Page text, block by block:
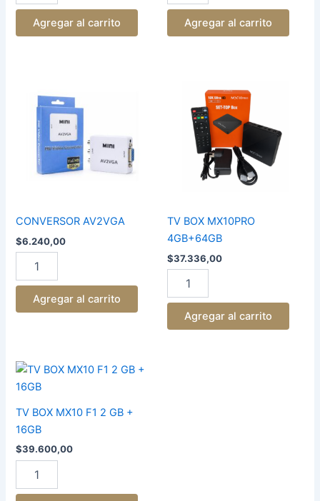
Agregar al carrito Agregar al carrito
CONVERSOR AV2VGA
$6.240,00
cantidad
Agregar al carrito
TV BOX MX10PRO
4GB+64GB
$37.336,00
MX10PRO
4GB+64GB
cantidad
Agregar al carrito
TV BOX MX10 F1 2 GB +
16GB
$39.600,00
TV
BOX
F1
2
+
cantidad